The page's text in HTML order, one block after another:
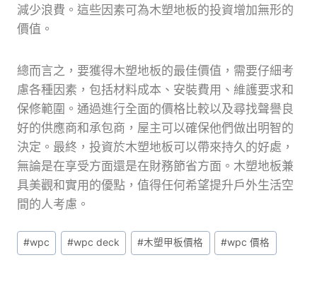
減少浪費。這些因素可為木塑地板的投資增加無形的
價值。
總而言之，要獲得木塑地板的最佳價值，需要仔細考
慮各種因素，包括材料成本、安裝費用、維護要求和
保修範圍。通過進行全面的價格比較以及尋找聲譽良
好的供應商和承包商，屋主可以確保他們做出明智的
決定。最終，投資於木塑地板可以帶來持久的好處，
無論是在享受方面還是在財務節省方面。木塑地板兼
具美觀和實用的優點，值得任何希望提升戶外生活空
間的人考慮。
張
貼
#wpc #wpc deck #木塑甲板價格 #wpc 價格